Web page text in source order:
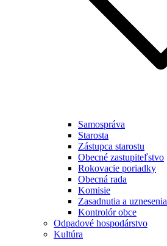
Samospráva
Starosta
Zástupca starostu
Obecné zastupiteľstvo
Rokovacie poriadky
Obecná rada
Komisie
Zasadnutia a uznesenia
Kontrolór obce
Odpadové hospodárstvo
Kultúra